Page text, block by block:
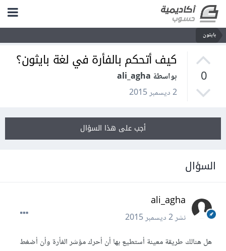
بايثون
0
كيف أتحكم بالفأرة في لغة بايثون؟
بواسطة ali_agha
2 ديسمبر 2015
أجب على هذا السؤال
السؤال
ali_agha
نشر2 ديسمبر 2015
هل هنالك طريقة معينة أستطيع بها أن أحرك مؤشر الفأرة وأن أضغط